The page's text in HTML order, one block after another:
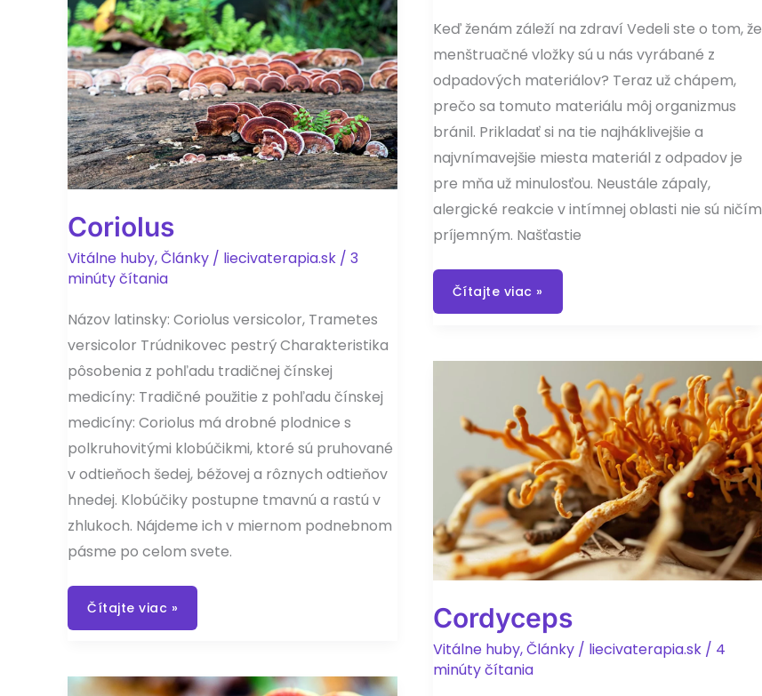
Keď ženám záleží na zdraví Vedeli ste o tom, že
menštruačné vložky sú u nás vyrábané z
odpadových materiálov? Teraz už chápem,
prečo sa tomuto materiálu môj organizmus
bránil. Prikladať si na tie najháklivejšie a
najvnímavejšie miesta materiál z odpadov je
pre mňa už minulosťou. Neustále zápaly,
alergické reakcie v intímnej oblasti nie sú ničím
príjemným. Našťastie
Fytovložky
Čítajte viac »
Coriolus
Vitálne huby,Články / liecivaterapia.sk / 3
minúty čítania
Názov latinsky: Coriolus versicolor, Trametes
versicolor Trúdnikovec pestrý Charakteristika
pôsobenia z pohľadu tradičnej čínskej
medicíny: Tradičné použitie z pohľadu čínskej
medicíny: Coriolus má drobné plodnice s
polkruhovitými klobúčikmi, ktoré sú pruhované
v odtieňoch šedej, béžovej a rôznych odtieňov
hnedej. Klobúčiky postupne tmavnú a rastú v
zhlukoch. Nájdeme ich v miernom podnebnom
pásme po celom svete.
Coriolus
Čítajte viac » Cordyceps
Vitálne huby,Články/ liecivaterapia.sk / 4
minúty čítania